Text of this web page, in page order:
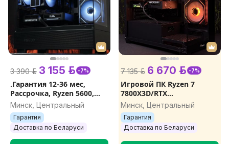
3 390 р. 3 155 р. -7%
.Гарантия 12-36 мес,
Рассрочка, Ryzen 5600,
RTX 5060 8GB, 16Gb DDR4,
SSD 512Gb, Игровой ПК
Минск, Центральный
Гарантия
Доставка по Беларуси
7 135 р. 6 670 р. -7%
Игровой ПК Ryzen 7
7800X3D/RTX
5070/32GB/1TB
Компьютер для игр
Игровой компьютер
Гарантия
Минск, Центральный
Гарантия
Доставка по Беларуси